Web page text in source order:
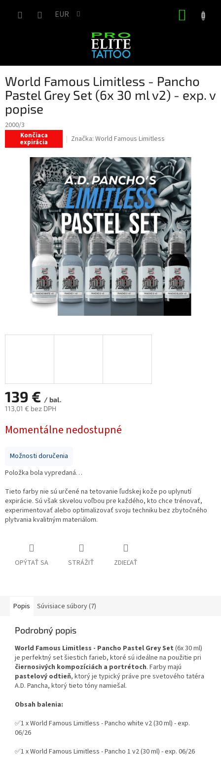
EUR
World Famous Limitless - Pancho
Pastel Grey Set (6x 30 ml v2) - exp. v
popise
2000/3
Končiaca
expirácia Značka: World Famous Limitless
139 € / bal.
113,01 € bez DPH
cena:
Momentálne nedostupné
Možnosti doručenia
Položka bola vypredaná…
Tieto farby nie sú určené na tetovanie ľudskej kože po uplynutí
expirácie. Sú však skvelou voľbou pre každého, kto chce trénovať,
experimentovať alebo optimalizovať svoju techniku bez zbytočného
plytvania kvalitným materiálom.
OPÝTAŤ SA STRÁŽIŤ ZDIEĽAŤ
Popis Súvisiace súbory (7)
Podrobný popis
World Famous Limitless - Pancho Pastel Grey Set (6x 30 ml)
je perfektný set šiestich farieb, ktoré sú ideálne na použitie pri
čiernosivých kompozíciách a portrétoch. Farby majú
pastelový odtieň, ktorý je typický práve pre svetového tatéra
A.D. Pancha, ktorý tieto tóny namiešal.
Obsah balenia:
✅1 x World Famous Limitless - Pancho white v2 (30 ml) - exp.
06/26
✅1 x World Famous Limitless - Pancho 1 v2 (30 ml) - exp. 06/26